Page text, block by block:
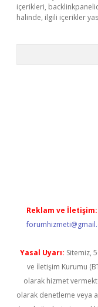
içerikleri,
halinde, ilgili içerikler
Reklam ve İletişim:
Yasal Uyarı: Sitemiz,
ve İletişim Kurumu
olarak hizmet
olarak denetleme veya